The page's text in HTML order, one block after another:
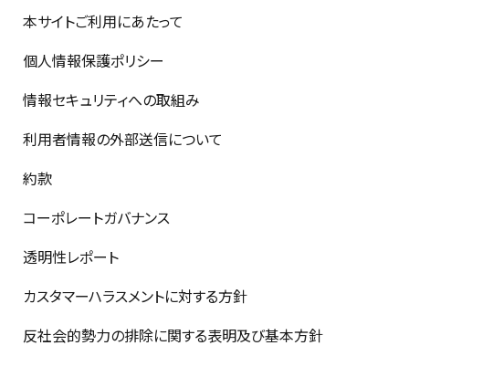
本サイトご利用にあたって
個人情報保護ポリシー
情報セキュリティへの取組み
利用者情報の外部送信について
約款
コーポレートガバナンス
透明性レポート
カスタマーハラスメントに対する方針
反社会的勢力の排除に関する表明及び基本方針